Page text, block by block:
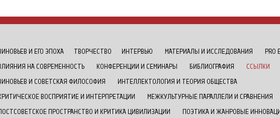
И ЕГО ЭПОХА ТВОРЧЕСТВО ИНТЕРВЬЮ МАТЕРИАЛЫ И ИССЛЕДОВАНИЯ
РRO
НА СОВРЕМЕННОСТЬ
КОНФЕРЕНЦИИ И СЕМИНАРЫ БИБЛИОГРАФИЯ ССЫЛКИ
И СОВЕТСКАЯ ФИЛОСОФИЯ
ИНТЕЛЛЕКТОЛОГИЯ И ТЕОРИЯ ОБЩЕСТВА
ВОСПРИЯТИЕ И ИНТЕРПРЕТАЦИИ
МЕЖКУЛЬТУРНЫЕ ПАРАЛЛЕЛИ И СРАВНЕНИЯ
ПРОСТРАНСТВО И КРИТИКА ЦИВИЛИЗАЦИИ
ПОЭТИКА И ЖАНРОВЫЕ